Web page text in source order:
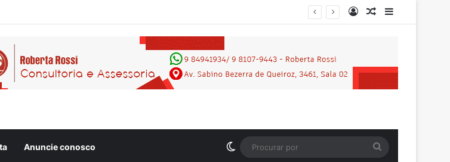
porção de maconha a garoto de 14 anos em praça de Vilhena EntrarArtigo aleatório
Anuncie conosco Switch skin